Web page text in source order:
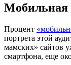
Мобильная
Процент
портрета этой
мамских» сайтов
смартфона, еще